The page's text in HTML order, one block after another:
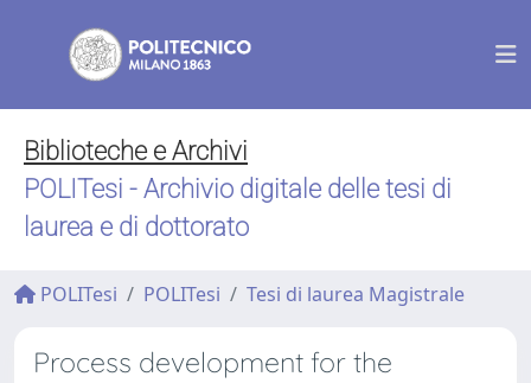
Biblioteche e Archivi
POLITesi - Archivio digitale delle tesi di
laurea e di dottorato
POLITesi POLITesi Tesi di laurea Magistrale
Process development for the